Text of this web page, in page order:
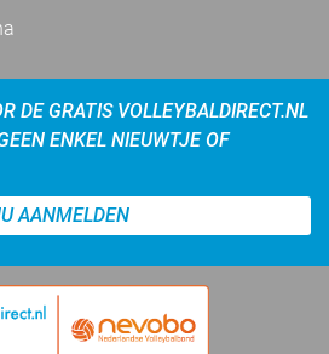
DE GRATIS VOLLEYBALDIRECT.NL
ENKEL NIEUWTJE OF
AANMELDEN